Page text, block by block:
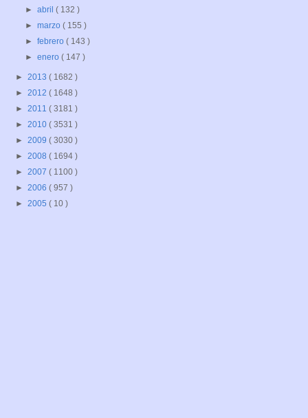
►abril( 132 )
►marzo( 155 )
►febrero( 143 )
►enero( 147 )
► 2013 ( 1682 )
► 2012 ( 1648 )
► 2011 ( 3181 )
► 2010 ( 3531 )
► 2009 ( 3030 )
► 2008 ( 1694 )
► 2007 ( 1100 )
► 2006 ( 957 )
► 2005 ( 10 )